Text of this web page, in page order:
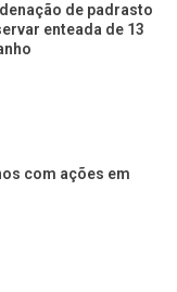
de padrasto
enteada de 13
com ações em